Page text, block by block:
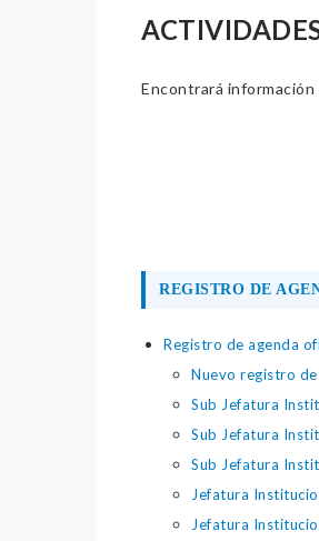
Encontrará
REGISTRO DE
Registro de agenda
Nuevo registro
Sub Jefatura
Sub Jefatura
Sub Jefatura
Jefatura
Jefatura